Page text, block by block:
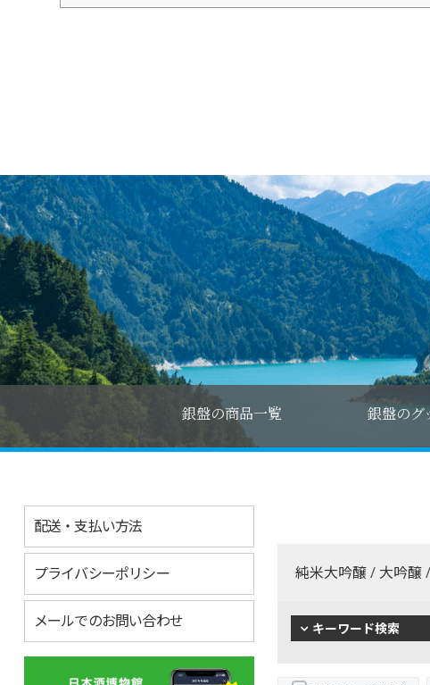
銀盤の商品一覧 銀盤のグ
配送・支払い方法
プライバシーポリシー
メールでのお問い合わせ
純米大吟醸/ 大吟醸/
キーワード検索